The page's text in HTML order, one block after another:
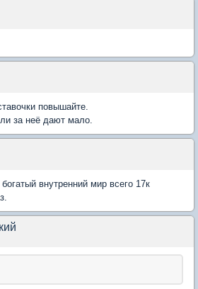
повышайте.
за неё дают мало.
внутренний мир всего 17к